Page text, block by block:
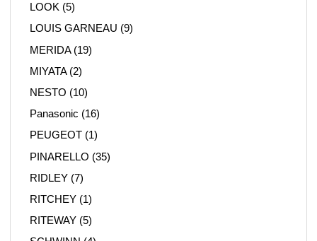
LOOK (5)
LOUIS GARNEAU (9)
MERIDA(19)
MIYATA(2)
NESTO (10)
Panasonic (16)
PEUGEOT (1)
PINARELLO (35)
RIDLEY (7)
RITCHEY (1)
RITEWAY (5)